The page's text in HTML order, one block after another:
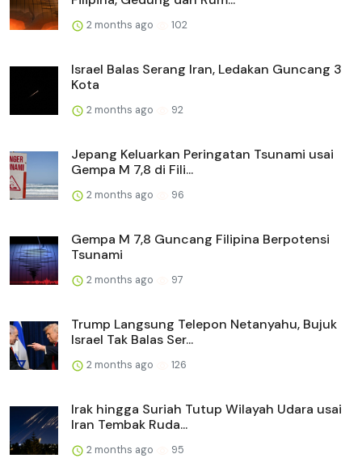
2 months ago 102
Israel Balas Serang Iran, Ledakan Guncang 3
Kota
2 months ago 92
Jepang Keluarkan Peringatan Tsunami usai
Gempa M 7,8 di Fili...
2 months ago 96
Gempa M 7,8 Guncang Filipina Berpotensi
Tsunami
2 months ago 97
Trump Langsung Telepon Netanyahu, Bujuk
Israel Tak Balas Ser...
2 months ago 126
Irak hingga Suriah Tutup Wilayah Udara usai
Iran Tembak Ruda...
2 months ago 95